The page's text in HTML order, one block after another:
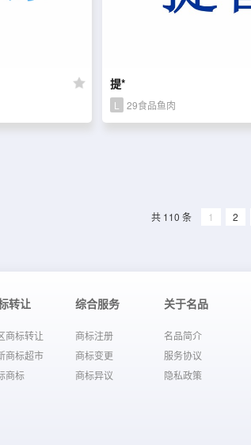
提*
L 29食品鱼肉
共 110 条 1 2
转让
商标转让
商标超市
商标
综合服务
商标注册
商标变更
商标异议
关于名品
名品简介
服务协议
隐私政策